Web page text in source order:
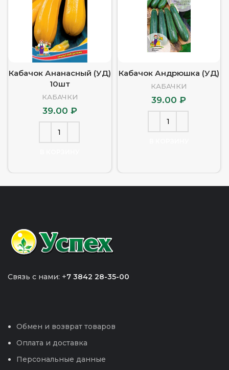
Кабачок Ананасный (УД)
10шт
КАБАЧКИ
39.00 ₽
Кабачок Андрюшка (УД)
КАБАЧКИ
39.00₽
Связь с нами: +7 3842 28-35-00
Обмен и возврат товаров
Оплата и доставка
Персональные данные